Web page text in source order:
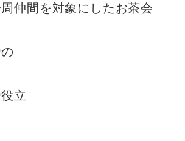
仲間を対象にしたお茶会
立